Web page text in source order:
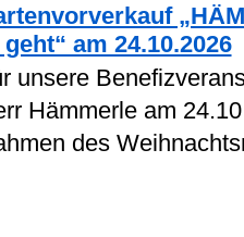
am 24.10.2026
unsere
Hämmerle am
des